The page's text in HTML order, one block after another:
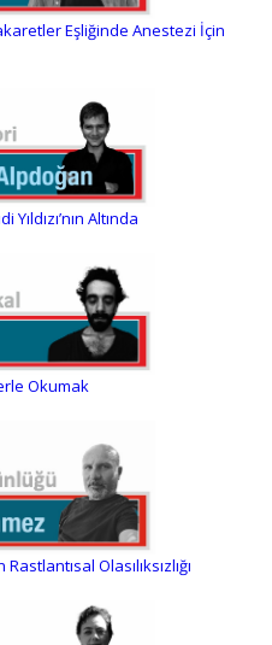
Eşliğinde Anestezi İçin
Altında
Okumak
Olasılıksızlığı